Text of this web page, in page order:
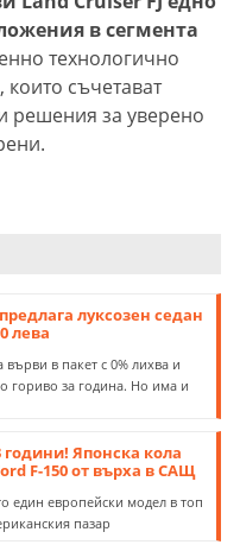
в сегмента
технологично
съчетават
решения за уверено
луксозен седан
лева
върви в пакет с 0% лихва и
гориво за година. Но има и
години! Японска кола
F-150 от върха в САЩ
един европейски модел в топ
пазар